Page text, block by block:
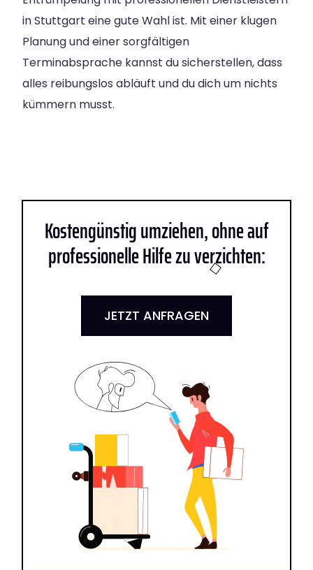
in Stuttgart eine gute Wahl ist. Mit einer klugen
Planung und einer sorgfältigen
Terminabsprache kannst du sicherstellen, dass
alles reibungslos abläuft und du dich um nichts
kümmern musst.
Kostengünstig umziehen, ohne auf
professionelle Hilfe zu verzichten:
JETZT ANFRAGEN